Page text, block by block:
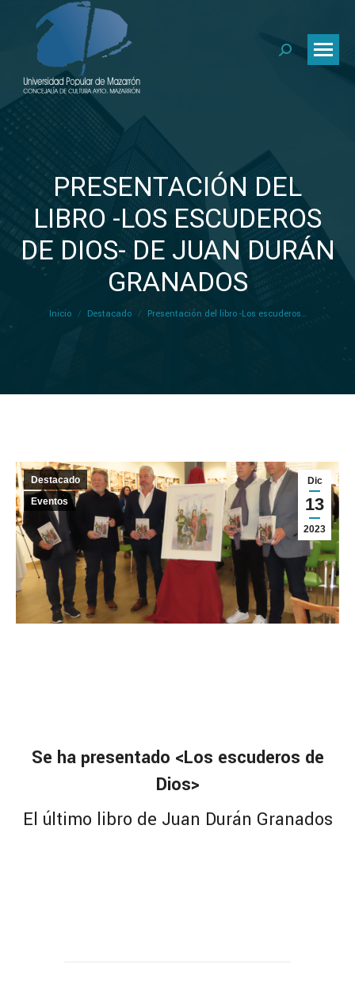
Buscar:
PRESENTACIÓN DEL
LIBRO -LOS ESCUDEROS
DE DIOS- DE JUAN DURÁN
GRANADOS
Estás aquí:
Inicio Destacado Presentación del libro -Los escuderos…
Dic
13
2023
Destacado
Eventos
Se ha presentado <Los escuderos de
Dios>
El último libro de Juan Durán Granados